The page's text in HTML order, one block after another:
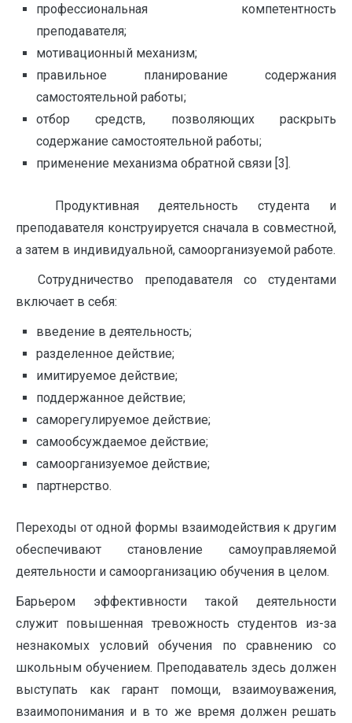
профессиональная компетентность
преподавателя;
мотивационный механизм;
правильное планирование содержания
самостоятельной работы;
отбор средств, позволяющих раскрыть
содержание самостоятельной работы;
применение механизма обратной связи [3].
Продуктивная деятельность студента и
преподавателя конструируется сначала в совместной,
а затем в индивидуальной, самоорганизуемой работе.
Сотрудничество преподавателя со студентами
включает в себя:
введение в деятельность;
разделенное действие;
имитируемое действие;
поддержанное действие;
саморегулируемое действие;
самообсуждаемое действие;
самоорганизуемое действие;
партнерство.
Переходы от одной формы взаимодействия к другим
обеспечивают становление самоуправляемой
деятельности и самоорганизацию обучения в целом.
Барьером эффективности такой деятельности
служит повышенная тревожность студентов из-за
незнакомых условий обучения по сравнению со
школьным обучением. Преподаватель здесь должен
выступать как гарант помощи, взаимоуважения,
взаимопонимания и в то же время должен решать